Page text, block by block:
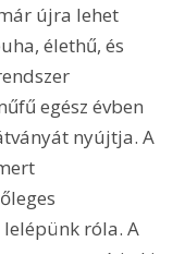
újra lehet
élethű, és
egész évben
nyújtja. A
róla. A